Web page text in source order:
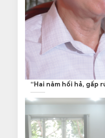
“Hai năm hối hả, gấp